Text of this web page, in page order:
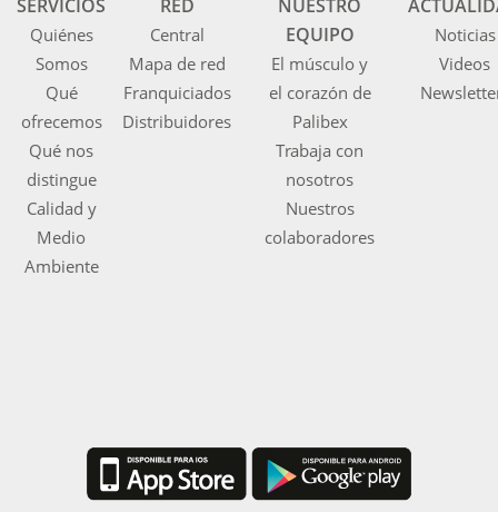
SERVICIOS
Quiénes
Somos
Qué
ofrecemos
Qué nos
distingue
Calidad y
Medio
Ambiente
RED
Central
Mapa de red
Franquiciados
Distribuidores
NUESTRO
EQUIPO
El músculo y
el corazón de
Palibex
Trabaja con
nosotros
Nuestros
colaboradores
Noticias
Videos